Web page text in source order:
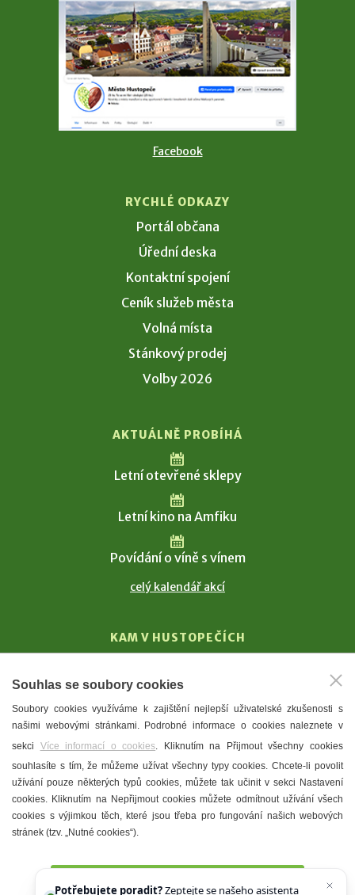
Facebook
RYCHLÉ ODKAZY
Portál občana
Úřední deska
Kontaktní spojení
Ceník služeb města
Volná místa
Stánkový prodej
Volby 2026
AKTUÁLNĚ PROBÍHÁ
Letní otevřené sklepy
Letní kino na Amfiku
Povídání o víně s vínem
celý kalendář akcí
KAM V HUSTOPEČÍCH
T. G. Masaryk
Mandloně
Ubytování
Restaurace
Městské muzeum a galerie
Denní meníčka
Souhlas se soubory cookies
Soubory cookies využíváme k zajištění nejlepší uživatelské zkušenosti s
našimi webovými stránkami. Podrobné informace o cookies naleznete v
sekci Více informací o cookies. Kliknutím na Přijmout všechny cookies
souhlasíte s tím, že můžeme užívat všechny typy cookies. Chcete-li povolit
užívání pouze některých typů cookies, můžete tak učinit v sekci Nastavení
cookies. Kliknutím na Nepřijmout cookies můžete odmítnout užívání všech
cookies s výjimkou těch, které jsou třeba pro fungování našich webových
stránek (tzv. „Nutné cookies“).
Přijmout všechny cookies
Potřebujete poradit?Zeptejte se našeho asistenta